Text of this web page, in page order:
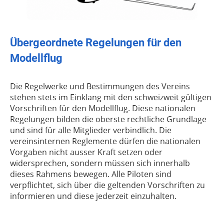
Übergeordnete Regelungen für den
Modellflug
Die Regelwerke und Bestimmungen des Vereins
stehen stets im Einklang mit den schweizweit gültigen
Vorschriften für den Modellflug. Diese nationalen
Regelungen bilden die oberste rechtliche Grundlage
und sind für alle Mitglieder verbindlich. Die
vereinsinternen Reglemente dürfen die nationalen
Vorgaben nicht ausser Kraft setzen oder
widersprechen, sondern müssen sich innerhalb
dieses Rahmens bewegen. Alle Piloten sind
verpflichtet, sich über die geltenden Vorschriften zu
informieren und diese jederzeit einzuhalten.